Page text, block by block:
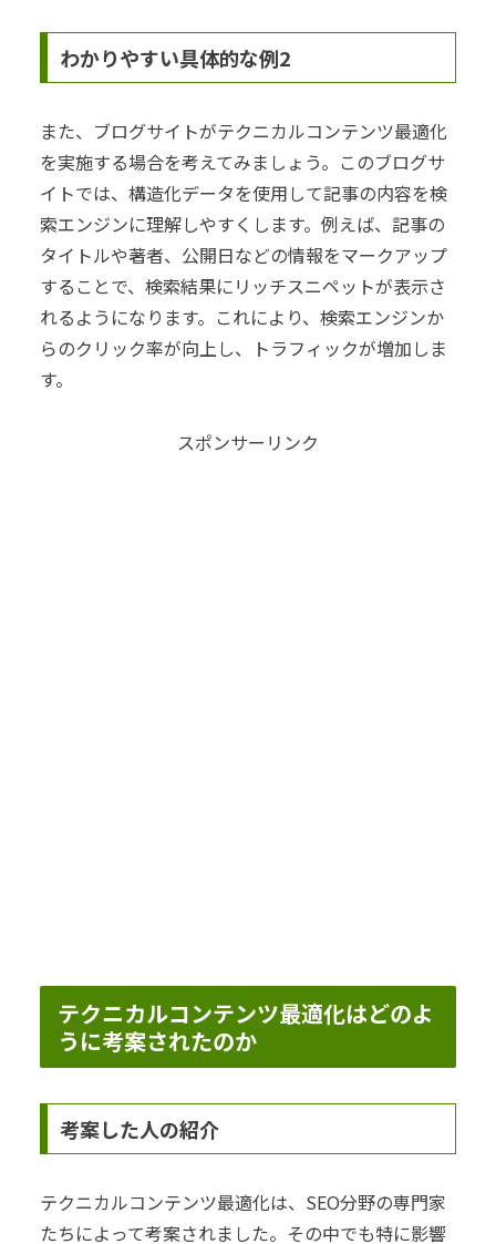
わかりやすい具体的な例2
また、ブログサイトがテクニカルコンテンツ最適化
を実施する場合を考えてみましょう。このブログサ
イトでは、構造化データを使用して記事の内容を検
索エンジンに理解しやすくします。例えば、記事の
タイトルや著者、公開日などの情報をマークアップ
することで、検索結果にリッチスニペットが表示さ
れるようになります。これにより、検索エンジンか
らのクリック率が向上し、トラフィックが増加しま
す。
スポンサーリンク
テクニカルコンテンツ最適化はどのよ
うに考案されたのか
考案した人の紹介
テクニカルコンテンツ最適化は、SEO分野の専門家
たちによって考案されました。その中でも特に影響